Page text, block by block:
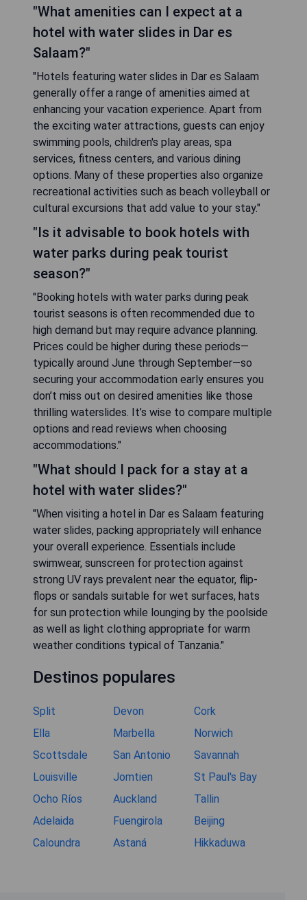
"What amenities can I expect at a
hotel with water slides in Dar es
Salaam?"
"Hotels featuring water slides in Dar es Salaam
generally offer a range of amenities aimed at
enhancing your vacation experience. Apart from
the exciting water attractions, guests can enjoy
swimming pools, children's play areas, spa
services, fitness centers, and various dining
options. Many of these properties also organize
recreational activities such as beach volleyball or
cultural excursions that add value to your stay."
"Is it advisable to book hotels with
water parks during peak tourist
season?"
"Booking hotels with water parks during peak
tourist seasons is often recommended due to
high demand but may require advance planning.
Prices could be higher during these periods—
typically around June through September—so
securing your accommodation early ensures you
don’t miss out on desired amenities like those
thrilling waterslides. It’s wise to compare multiple
options and read reviews when choosing
accommodations."
"What should I pack for a stay at a
hotel with water slides?"
"When visiting a hotel in Dar es Salaam featuring
water slides, packing appropriately will enhance
your overall experience. Essentials include
swimwear, sunscreen for protection against
strong UV rays prevalent near the equator, flip-
flops or sandals suitable for wet surfaces, hats
for sun protection while lounging by the poolside
as well as light clothing appropriate for warm
weather conditions typical of Tanzania."
Destinos populares
Split Devon
Cork
Ella
Marbella
Norwich
Scottsdale
San Antonio
Savannah
Louisville
Jomtien
St Paul's Bay
Ocho Ríos
Auckland
Tallin
Adelaida
Fuengirola
Beijing
Caloundra
Astaná Hikkaduwa